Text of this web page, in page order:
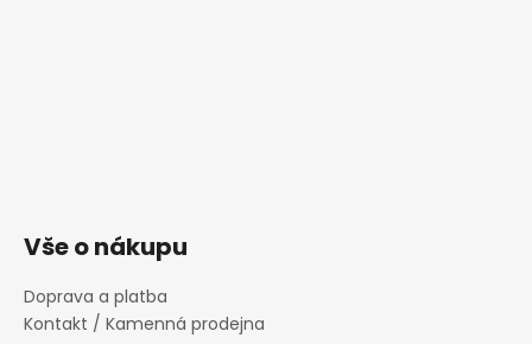
Vše o nákupu
Doprava a platba
Kontakt / Kamenná prodejna